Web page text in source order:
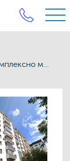
У Черкасах ОСББ «Наддніпрянське» комплексно модернізувало будинок за Програмою «Енергодім»: економія енергії — до 50%